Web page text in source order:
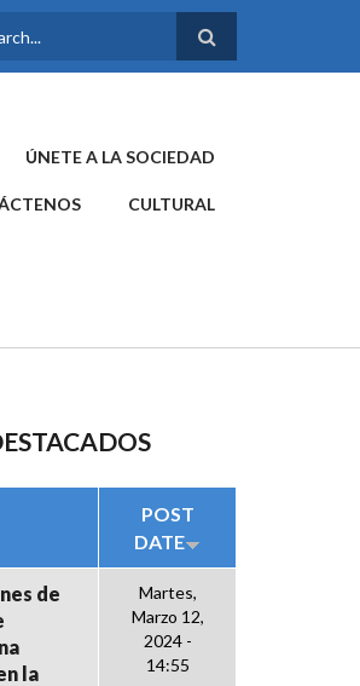
DE
ÚNETE A LA SOCIEDAD
CULTURAL
POST
DATE
de
la
Martes,
Marzo 12,
2024 -
14:55